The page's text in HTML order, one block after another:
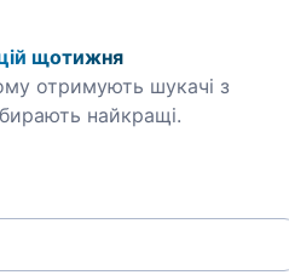
щотижня
отримують шукачі з
найкращі.